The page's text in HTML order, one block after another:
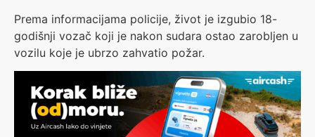
Prema informacijama policije, život je izgubio 18-
godišnji vozač koji je nakon sudara ostao zarobljen u
vozilu koje je ubrzo zahvatio požar.